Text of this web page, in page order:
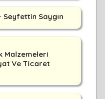
Seyfettin Saygın
Malzemeleri
Ve Ticaret